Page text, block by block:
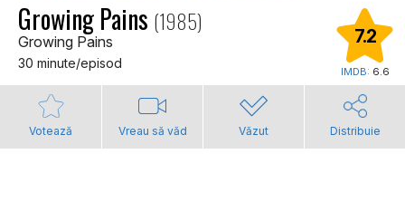
Growing Pains (1985)
Growing Pains
30 minute/episod
7.2
IMDB: 6.6
Votează Vreau să văd Văzut Distribuie